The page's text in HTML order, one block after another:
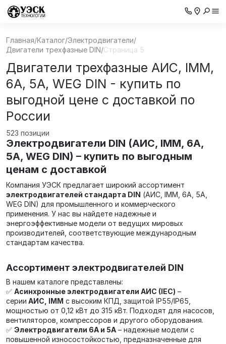
Главная/Каталог/Электродвигатели/
Двигатели трехфазные DIN/Страница 5
Двигатели трехфазные АИС, IMM,
6А, 5А, WEG DIN - купить по
выгодной цене с доставкой по
России
523 позиции
Электродвигатели DIN (АИС, IMM, 6А,
5А, WEG DIN) – купить по выгодным
ценам с доставкой
Компания УЭСК предлагает широкий ассортимент
электродвигателей стандарта DIN (АИС, IMM, 6А, 5А,
WEG DIN) для промышленного и коммерческого
применения. У нас вы найдете надежные и
энергоэффективные модели от ведущих мировых
производителей, соответствующие международным
стандартам качества.
Ассортимент электродвигателей DIN
В нашем каталоге представлены:
✅ Асинхронные электродвигатели АИС (IEC) –
серии АИС, IMM с высоким КПД, защитой IP55/IP65,
мощностью от 0,12 кВт до 315 кВт. Подходят для насосов,
вентиляторов, компрессоров и другого оборудования.
✅ Электродвигатели 6А и 5А – надежные модели с
повышенной износостойкостью, предназначенные для